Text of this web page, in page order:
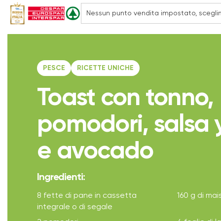
PESCE RICETTE UNICHE
Toast con tonno,
pomodori, salsa
e avocado
Ingredienti:
8 fette di pane in cassetta
integrale o di segale
160 g di